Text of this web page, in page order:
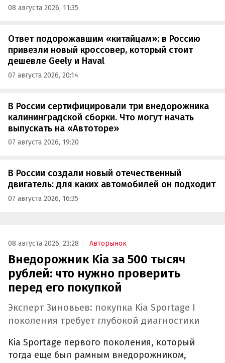
08 августа 2026, 11:35
Ответ подорожавшим «китайцам»: в Россию
привезли новый кроссовер, который стоит
дешевле Geely и Haval
07 августа 2026, 20:14
В России сертифицировали три внедорожника
калининградской сборки. Что могут начать
выпускать на «Автоторе»
07 августа 2026, 19:20
В России создали новый отечественный
двигатель: для каких автомобилей он подходит
07 августа 2026, 16:35
08 августа 2026, 23:28 Авторынок
Внедорожник Kia за 500 тысяч
рублей: что нужно проверить
перед его покупкой
Эксперт Зиновьев: покупка Kia Sportage I
поколения требует глубокой диагностики
Kia Sportage первого поколения, который
тогда еще был рамным внедорожником,